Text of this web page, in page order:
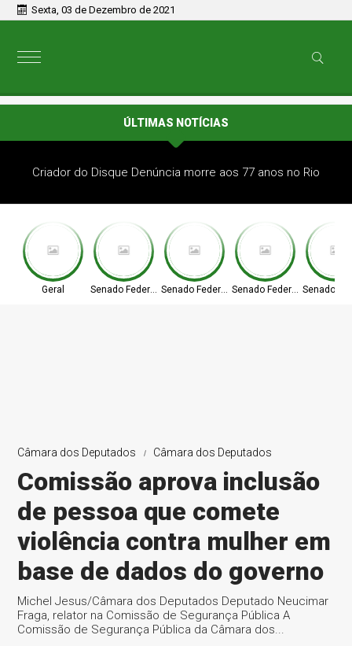
Sexta, 03 de Dezembro de 2021
ÚLTIMAS NOTÍCIAS
Criador do Disque Denúncia morre aos 77 anos no Rio
Geral Senado Federal Senado Federal Senado Federal Senado
Câmara dos Deputados Câmara dos Deputados
Comissão aprova inclusão
de pessoa que comete
violência contra mulher em
base de dados do governo
Michel Jesus/Câmara dos Deputados Deputado Neucimar
Fraga, relator na Comissão de Segurança Pública A
Comissão de Segurança Pública da Câmara dos...